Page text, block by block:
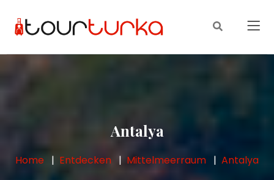
Antalya
Home Entdecken Mittelmeerraum Antalya